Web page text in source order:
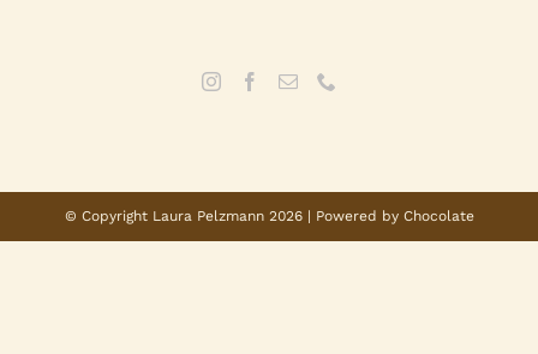
© Copyright Laura Pelzmann 2026 | Powered by Chocolate